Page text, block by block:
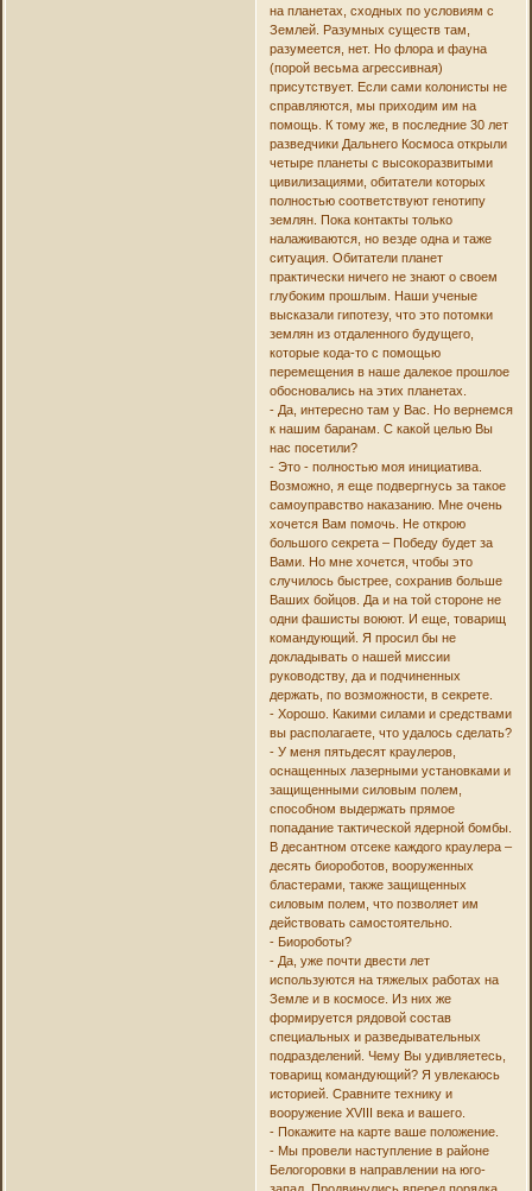
на планетах, сходных по условиям с
Землей. Разумных существ там,
разумеется, нет. Но флора и фауна
(порой весьма агрессивная)
присутствует. Если сами колонисты не
справляются, мы приходим им на
помощь. К тому же, в последние 30 лет
разведчики Дальнего Космоса открыли
четыре планеты с высокоразвитыми
цивилизациями, обитатели которых
полностью соответствуют генотипу
землян. Пока контакты только
налаживаются, но везде одна и таже
ситуация. Обитатели планет
практически ничего не знают о своем
глубоким прошлым. Наши ученые
высказали гипотезу, что это потомки
землян из отдаленного будущего,
которые кода-то с помощью
перемещения в наше далекое прошлое
обосновались на этих планетах.
- Да, интересно там у Вас. Но вернемся
к нашим баранам. С какой целью Вы
нас посетили?
- Это - полностью моя инициатива.
Возможно, я еще подвергнусь за такое
самоуправство наказанию. Мне очень
хочется Вам помочь. Не открою
большого секрета – Победу будет за
Вами. Но мне хочется, чтобы это
случилось быстрее, сохранив больше
Ваших бойцов. Да и на той стороне не
одни фашисты воюют. И еще, товарищ
командующий. Я просил бы не
докладывать о нашей миссии
руководству, да и подчиненных
держать, по возможности, в секрете.
- Хорошо. Какими силами и средствами
вы располагаете, что удалось сделать?
- У меня пятьдесят краулеров,
оснащенных лазерными установками и
защищенными силовым полем,
способном выдержать прямое
попадание тактической ядерной бомбы.
В десантном отсеке каждого краулера –
десять биороботов, вооруженных
бластерами, также защищенных
силовым полем, что позволяет им
действовать самостоятельно.
- Биороботы?
- Да, уже почти двести лет
используются на тяжелых работах на
Земле и в космосе. Из них же
формируется рядовой состав
специальных и разведывательных
подразделений. Чему Вы удивляетесь,
товарищ командующий? Я увлекаюсь
историей. Сравните технику и
вооружение XVIII века и вашего.
- Покажите на карте ваше положение.
- Мы провели наступление в районе
Белогоровки в направлении на юго-